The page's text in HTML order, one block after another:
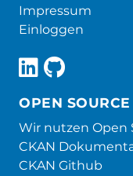
Impressum
Einloggen
OPEN SOURCE
Wir nutzen Open
CKAN
CKAN Github